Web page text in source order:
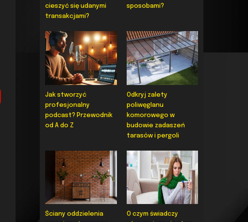
cieszyć się udanymi
transakcjami?
sposobami?
Jak stworzyć
profesjonalny
podcast? Przewodnik
od A do Z
Odkryj zalety
poliwęglanu
komorowego w
budowie zadaszeń
tarasów i pergoli
Ściany oddzielenia
O czym świadczy